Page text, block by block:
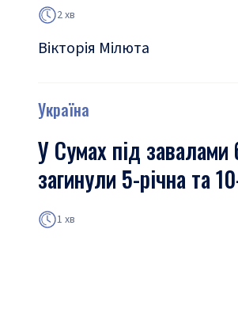
2 хв
Вікторія Мілюта
Україна
У Сумах під завалами
загинули 5-річна та
1 хв